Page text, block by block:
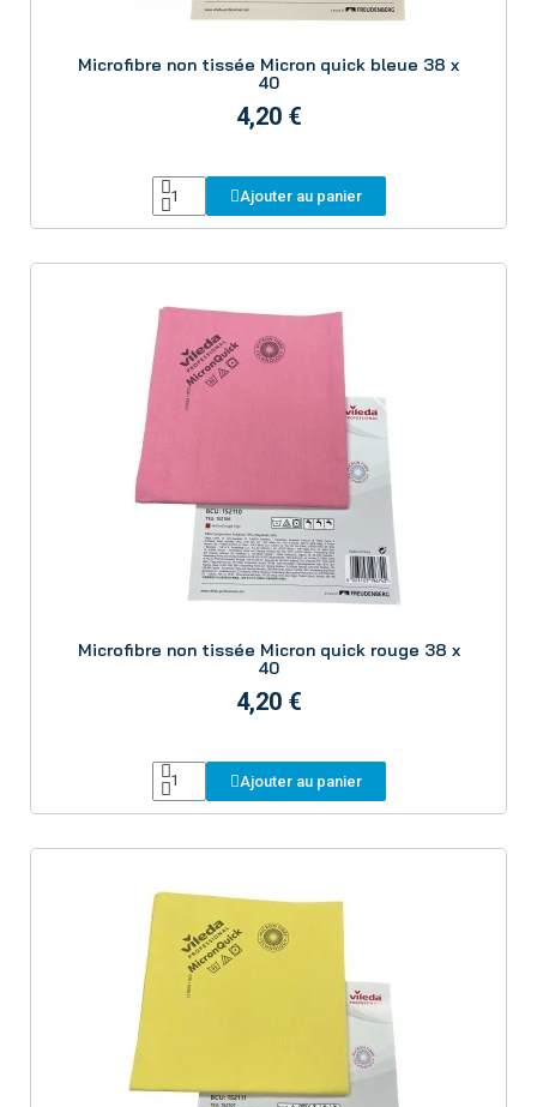
Microfibre non tissée Micron quick bleue 38 x
40
4,20 €
Ajouter au panier
Microfibre non tissée Micron quick rouge 38 x
40
4,20 €
Ajouter au panier